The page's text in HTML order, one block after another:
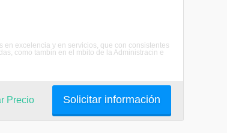
excelencia y en servicios, que con consistentes
como tambin en el mbito de la Administracin e
Solicitar información
Precio